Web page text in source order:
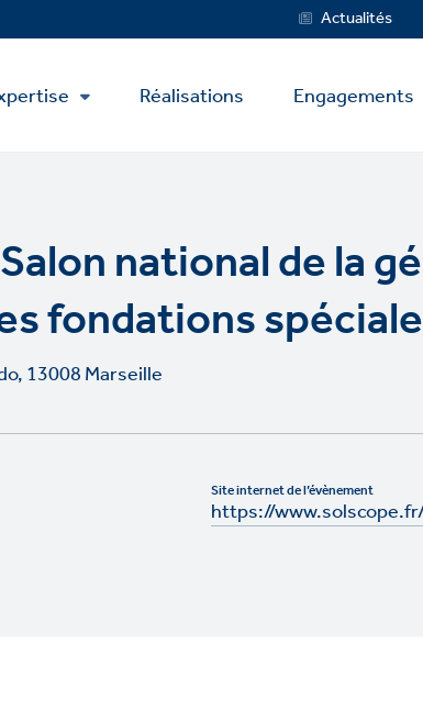
Service
MenuActualités
Réalisations Engagements
national de la
fondations
13008 Marseille
Site internet de l’évènement
https://